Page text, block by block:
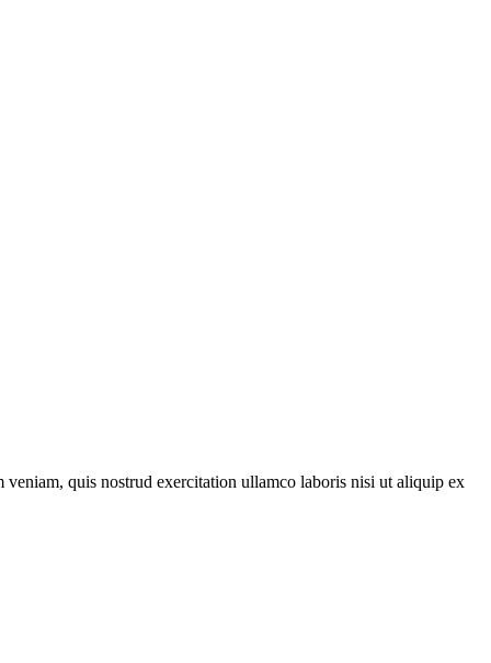
quis nostrud exercitation ullamco laboris nisi ut aliquip ex